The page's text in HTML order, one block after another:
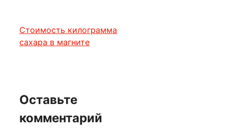
Стоимость килограмма
сахара в магните
Оставьте
комментарий